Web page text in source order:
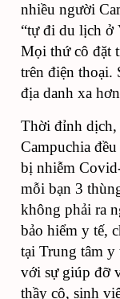
nhiều người
“tự đi du lịch ở
Mọi thứ cô đặt
trên điện thoại.
địa danh xa
Thời đỉnh dịch,
Campuchia
bị nhiễm
mỗi bạn 3
không phải ra
bảo hiểm y tế,
tại Trung tâm y
với sự giúp đỡ
thầy cô, sinh